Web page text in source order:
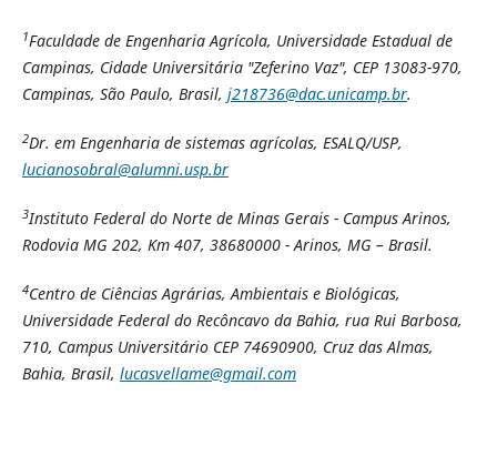
1Faculdade de Engenharia Agrícola, Universidade Estadual de
Campinas, Cidade Universitária "Zeferino Vaz", CEP 13083-970,
Campinas, São Paulo, Brasil, j218736@dac.unicamp.br.
2Dr. em Engenharia de sistemas agrícolas, ESALQ/USP,
lucianosobral@alumni.usp.br
3Instituto Federal do Norte de Minas Gerais - Campus Arinos,
Rodovia MG 202, Km 407, 38680000 - Arinos, MG – Brasil.
4Centro de Ciências Agrárias, Ambientais e Biológicas,
Universidade Federal do Recôncavo da Bahia, rua Rui Barbosa,
710, Campus Universitário CEP 74690900, Cruz das Almas,
Bahia, Brasil, lucasvellame@gmail.com